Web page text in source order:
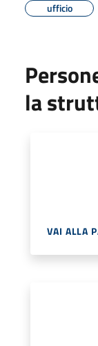
ufficio
la
VAI ALLA